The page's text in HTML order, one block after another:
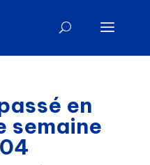
en
semaine